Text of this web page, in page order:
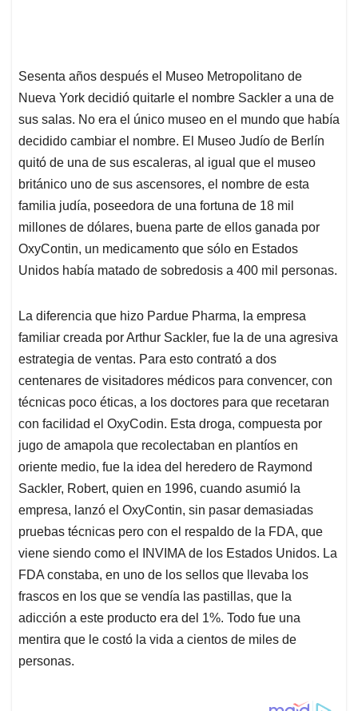
Sesenta años después el Museo Metropolitano de
Nueva York decidió quitarle el nombre Sackler a una de
sus salas. No era el único museo en el mundo que había
decidido cambiar el nombre. El Museo Judío de Berlín
quitó de una de sus escaleras, al igual que el museo
británico uno de sus ascensores, el nombre de esta
familia judía, poseedora de una fortuna de 18 mil
millones de dólares, buena parte de ellos ganada por
OxyContin, un medicamento que sólo en Estados
Unidos había matado de sobredosis a 400 mil personas.
La diferencia que hizo Pardue Pharma, la empresa
familiar creada por Arthur Sackler, fue la de una agresiva
estrategia de ventas. Para esto contrató a dos
centenares de visitadores médicos para convencer, con
técnicas poco éticas, a los doctores para que recetaran
con facilidad el OxyCodin. Esta droga, compuesta por
jugo de amapola que recolectaban en plantíos en
oriente medio, fue la idea del heredero de Raymond
Sackler, Robert, quien en 1996, cuando asumió la
empresa, lanzó el OxyContin, sin pasar demasiadas
pruebas técnicas pero con el respaldo de la FDA, que
viene siendo como el INVIMA de los Estados Unidos. La
FDA constaba, en uno de los sellos que llevaba los
frascos en los que se vendía las pastillas, que la
adicción a este producto era del 1%. Todo fue una
mentira que le costó la vida a cientos de miles de
personas.